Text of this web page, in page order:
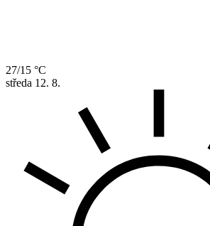
27/15 °C
středa 12. 8.